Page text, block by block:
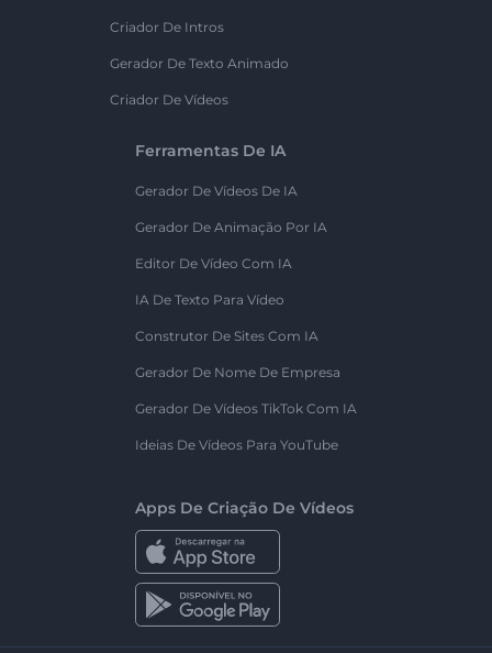
Criador De Intros
Gerador De Texto Animado
Criador De Vídeos
Ferramentas De IA
Gerador De Vídeos De IA
Gerador De Animação Por IA
Editor De Vídeo Com IA
IA De Texto Para Vídeo
Construtor De Sites Com IA
Gerador De Nome De Empresa
Gerador De Vídeos TikTok Com IA
Ideias De Vídeos Para YouTube
Apps De Criação De Vídeos